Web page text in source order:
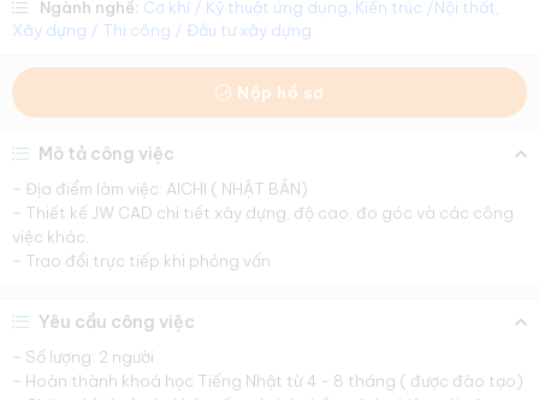
Ngành nghề: Cơ khí / Kỹ thuật ứng dụng Kiến trúc /Nội thất
Xây dựng / Thi công / Đầu tư xây dựng
Nộp hồ sơ
Mô tả công việc
- Địa điểm làm việc: AICHI ( NHẬT BẢN)
- Thiết kế JW CAD chi tiết xây dựng, độ cao, đo góc và các công
việc khác.
- Trao đổi trực tiếp khi phỏng vấn
Yêu cầu công việc
- Số lượng: 2 người
- Hoàn thành khoá học Tiếng Nhật từ 4 - 8 tháng ( được đào tạo)